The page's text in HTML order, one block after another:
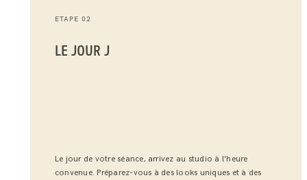
ETAPE 02
LE JOUR J
Le jour de votre séance, arrivez au studio à l'heure
convenue. Préparez-vous à des looks uniques et à des